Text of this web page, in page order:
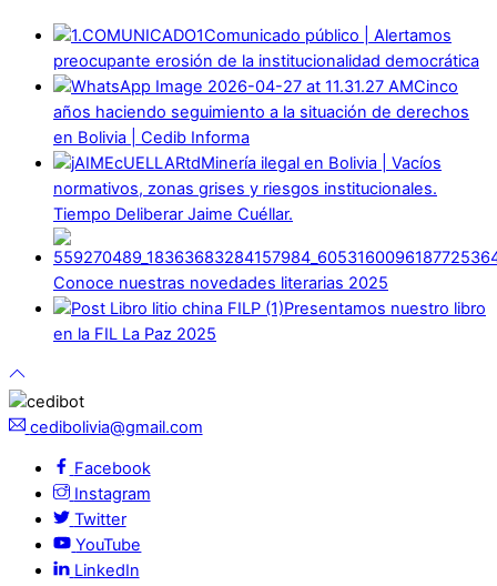
Comunicado público | Alertamos
preocupante erosión de la institucionalidad democrática
Cinco
años haciendo seguimiento a la situación de derechos
en Bolivia | Cedib Informa
Minería ilegal en Bolivia | Vacíos
normativos, zonas grises y riesgos institucionales.
Tiempo Deliberar Jaime Cuéllar.
Conoce nuestras novedades literarias 2025
Presentamos nuestro libro
en la FIL La Paz 2025
cedibolivia@gmail.com
Facebook
Instagram
Twitter
YouTube
LinkedIn